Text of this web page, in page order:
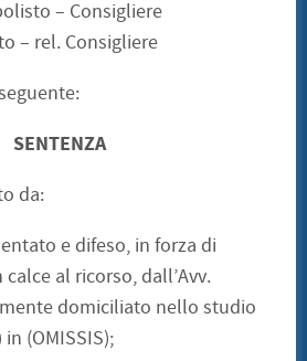
– Consigliere
– rel. Consigliere
SENTENZA
da:
e difeso, in forza di
al ricorso, dall’Avv.
domiciliato nello studio
in (OMISSIS);